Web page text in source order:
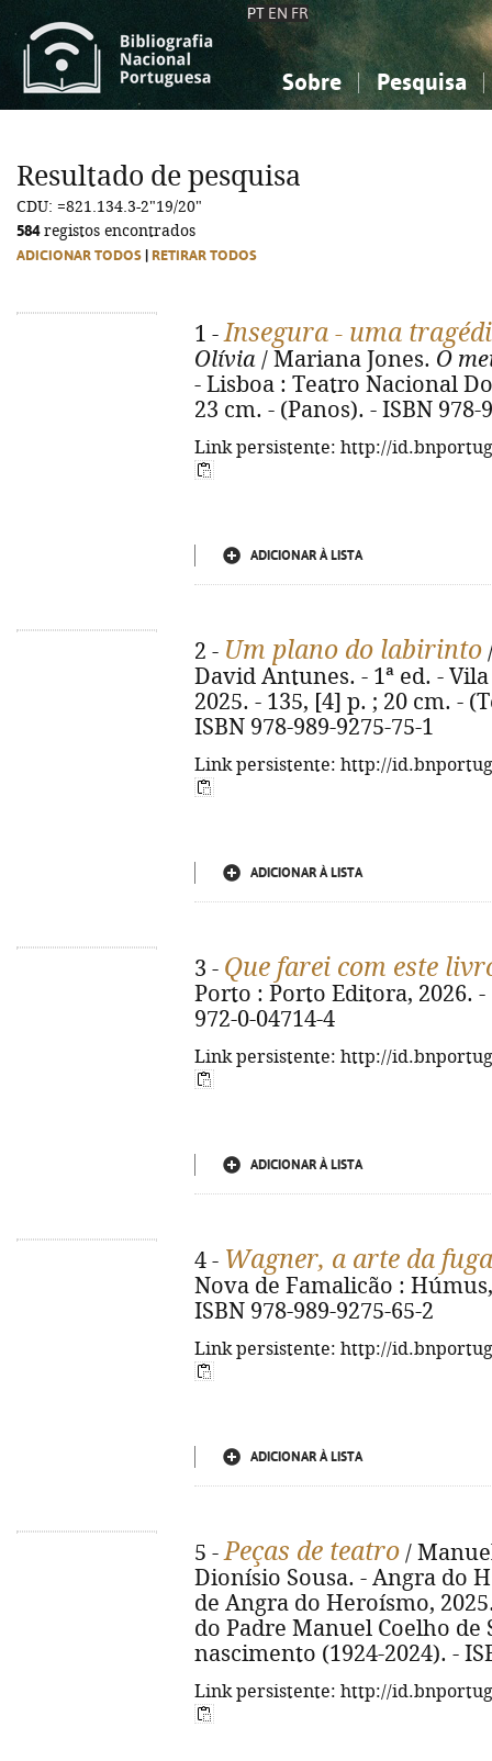
PT EN FR
Sobre Pesquisa
Ciências sociais...
Ciências sociais...
Resultado de pesquisa
CDU: =821.134.3-2"19/20"
584registos encontrados
ADICIONAR TODOS RETIRAR TODOS
1 -Insegura - uma
Olívia / Mariana Jones. O
- Lisboa : Teatro Nacional
23 cm. - (Panos). - ISBN 978-
Link persistente: http://
ADICIONAR À LISTA
2 - Um plano do labirinto
David Antunes. - 1ª ed. -
2025. - 135, [4] p. ; 20 cm. -
ISBN 978-989-9275-75-1
Link persistente: http://
ADICIONAR À LISTA
3 - Que farei com este
Porto : Porto Editora, 2026. -
972-0-04714-4
Link persistente: http://
ADICIONAR À LISTA
4 - Wagner, a arte da fuga
Nova de Famalicão :
ISBN 978-989-9275-65-2
Link persistente: http://
ADICIONAR À LISTA
5 -Peças de teatro /
Dionísio Sousa. - Angra do
de Angra do Heroísmo,
do Padre Manuel Coelho de
nascimento (1924-2024). -
Link persistente: http://